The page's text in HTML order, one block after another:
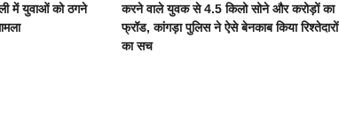
में युवाओं को ठगने
करने वाले युवक से 4.5 किलो सोने और करोड़ों का
फ्रॉड, कांगड़ा पुलिस ने ऐसे बेनकाब किया रिश्तेदारों
का सच